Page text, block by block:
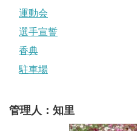
運動会
選手宣誓
香典
駐車場
管理人：知里